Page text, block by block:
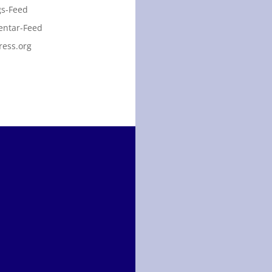
Feed
Feed